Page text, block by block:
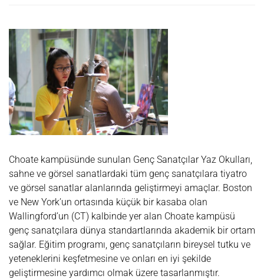
Choate kampüsünde sunulan Genç Sanatçılar Yaz Okulları,
sahne ve görsel sanatlardaki tüm genç sanatçılara tiyatro
ve görsel sanatlar alanlarında geliştirmeyi amaçlar. Boston
ve New York’un ortasında küçük bir kasaba olan
Wallingford’un (CT) kalbinde yer alan Choate kampüsü
genç sanatçılara dünya standartlarında akademik bir ortam
sağlar. Eğitim programı, genç sanatçıların bireysel tutku ve
yeteneklerini keşfetmesine ve onları en iyi şekilde
geliştirmesine yardımcı olmak üzere tasarlanmıştır.